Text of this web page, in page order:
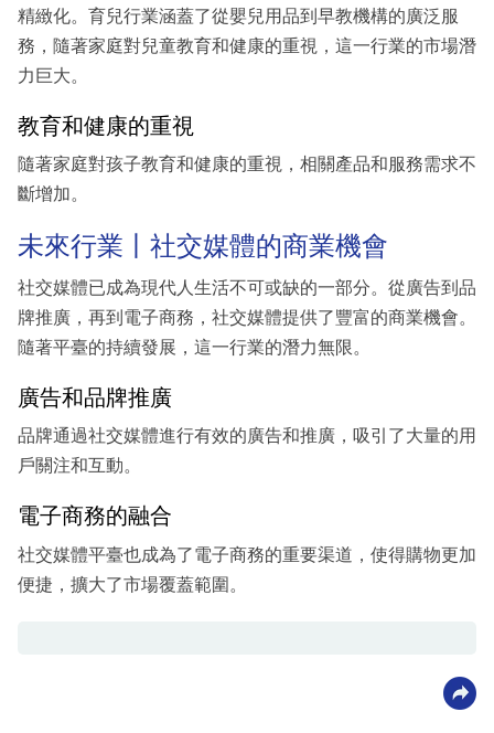
精緻化。育兒行業涵蓋了從嬰兒用品到早教機構的廣泛服
務，隨著家庭對兒童教育和健康的重視，這一行業的市場潛
力巨大。
教育和健康的重視
隨著家庭對孩子教育和健康的重視，相關產品和服務需求不
斷增加。
未來行業丨社交媒體的商業機會
社交媒體已成為現代人生活不可或缺的一部分。從廣告到品
牌推廣，再到電子商務，社交媒體提供了豐富的商業機會。
隨著平臺的持續發展，這一行業的潛力無限。
廣告和品牌推廣
品牌通過社交媒體進行有效的廣告和推廣，吸引了大量的用
戶關注和互動。
電子商務的融合
社交媒體平臺也成為了電子商務的重要渠道，使得購物更加
便捷，擴大了市場覆蓋範圍。